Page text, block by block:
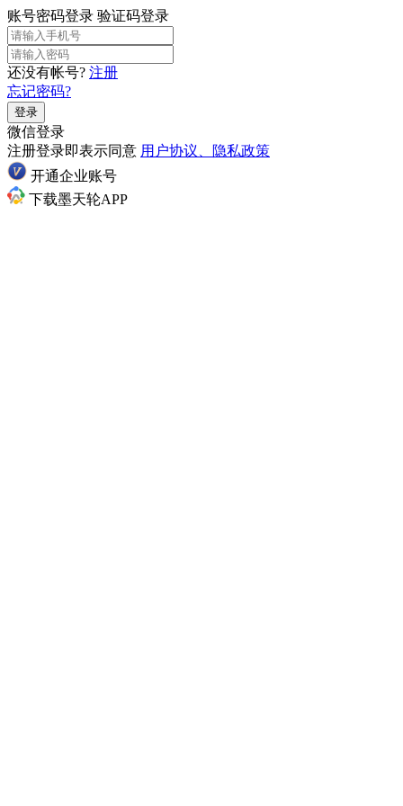
账号密码登录 验证码登录
还没有帐号? 注册
忘记密码?
登录
微信登录
注册登录即表示同意 用户协议、隐私政策
开通企业账号
下载墨天轮APP